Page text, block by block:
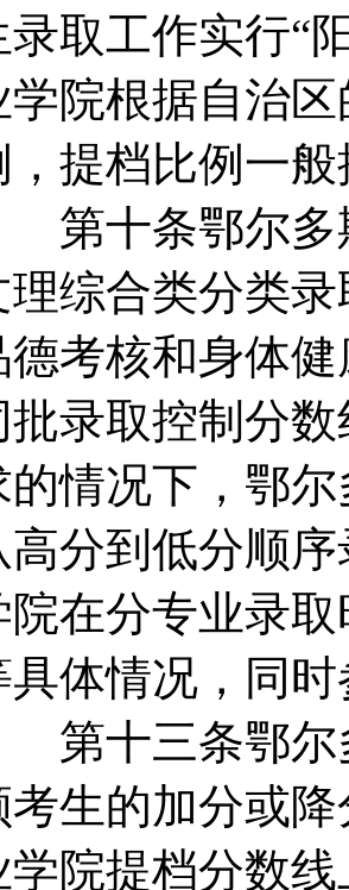
录取工作实行
学院根据自治
提档比例一
十条鄂尔多
理综合类分类
德考核和身体
批录取控制分
的情况下，鄂
高分到低分顺
院在分专业录
具体情况，同
十三条鄂尔
考生的加分或
学院提档分数